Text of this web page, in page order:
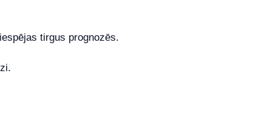
tirgus prognozēs.